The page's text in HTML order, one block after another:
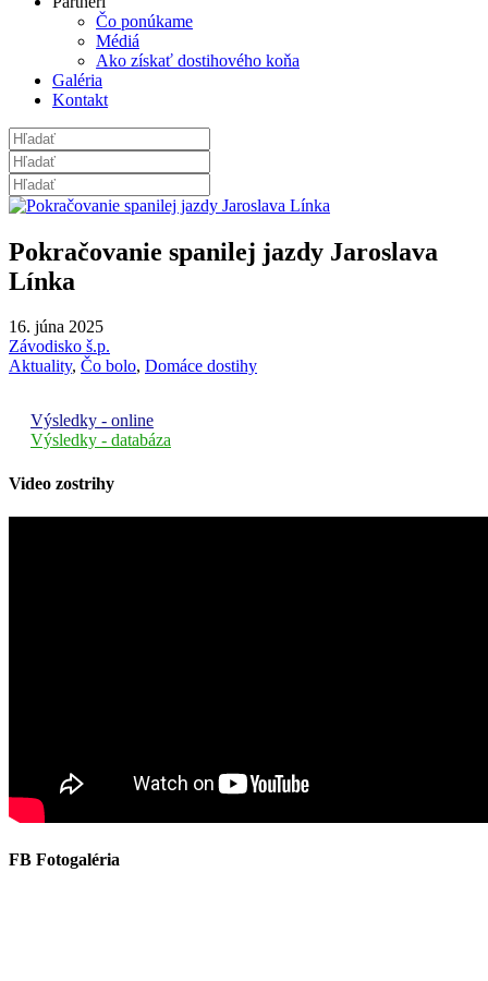
Čo ponúkame
Médiá
Ako získať dostihového koňa
Galéria
Kontakt
Pokračovanie spanilej jazdy Jaroslava
Línka
16. júna 2025
Závodisko š.p.
Aktuality, Čo bolo, Domáce dostihy
Výsledky - online
Výsledky - databáza
Video zostrihy
FB Fotogaléria